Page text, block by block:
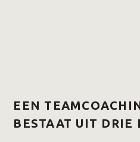
EEN
BESTAAT UIT DRIE